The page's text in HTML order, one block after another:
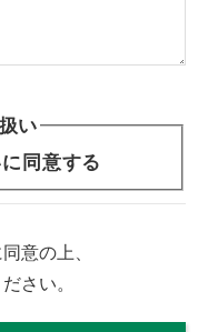
い
同意する
意の上、
さい。